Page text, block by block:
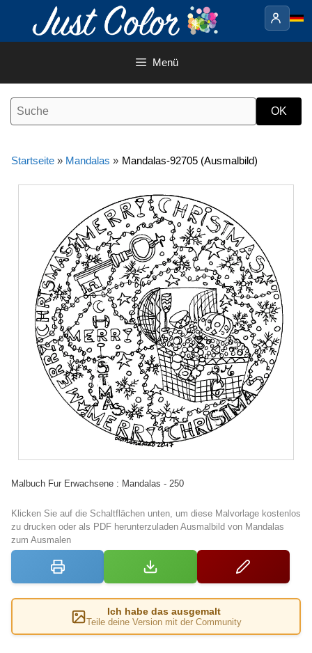
Inhalt
Menü
Startseite » Mandalas » Mandalas-92705 (Ausmalbild)
Malbuch Fur Erwachsene : Mandalas - 250
Klicken Sie auf die Schaltflächen unten, um diese Malvorlage kostenlos
zu drucken oder als PDF herunterzuladen Ausmalbild von Mandalas
zum Ausmalen
Ich habe das ausgemalt
Teile deine Version mit der Community